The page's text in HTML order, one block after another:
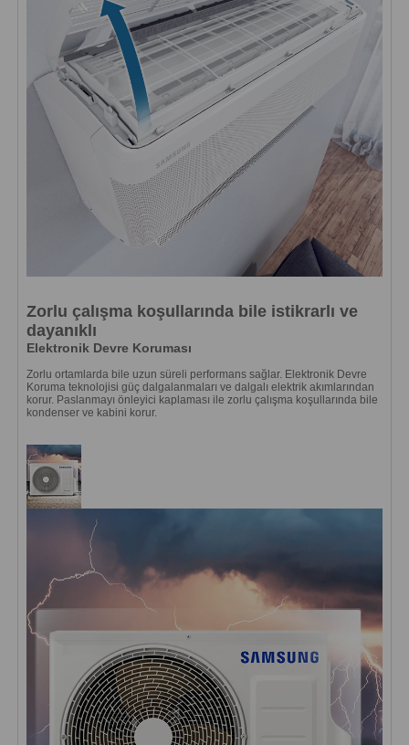
Zorlu çalışma koşullarında bile istikrarlı ve
dayanıklı
Elektronik Devre Koruması
Zorlu ortamlarda bile uzun süreli performans sağlar. Elektronik Devre
Koruma teknolojisi güç dalgalanmaları ve dalgalı elektrik akımlarından
korur. Paslanmayı önleyici kaplaması ile zorlu çalışma koşullarında bile
kondenser ve kabini korur.